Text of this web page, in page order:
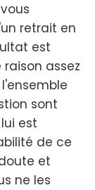
retrait en
est
assez
sont
est
de ce
et
ne les